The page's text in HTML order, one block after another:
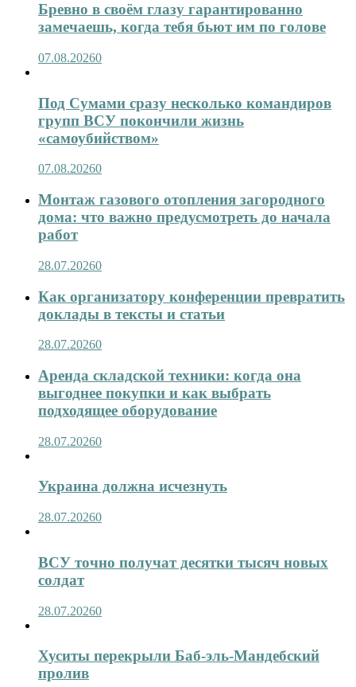
Бревно в своём глазу гарантированно
замечаешь, когда тебя бьют им по голове
07.08.20260
Под Сумами сразу несколько командиров
групп ВСУ покончили жизнь
«самоубийством»
07.08.20260
Монтаж газового отопления загородного
дома: что важно предусмотреть до начала
работ
28.07.20260
Как организатору конференции превратить
доклады в тексты и статьи
28.07.20260
Аренда складской техники: когда она
выгоднее покупки и как выбрать
подходящее оборудование
28.07.20260
Украина должна исчезнуть
28.07.20260
ВСУ точно получат десятки тысяч новых
солдат
28.07.20260
Хуситы перекрыли Баб-эль-Мандебский
пролив